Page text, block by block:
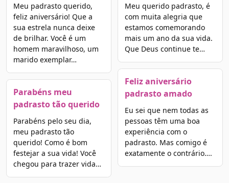
Meu padrasto querido,
feliz aniversário! Que a
sua estrela nunca deixe
de brilhar. Você é um
homem maravilhoso, um
marido exemplar…
Parabéns meu
padrasto tão querido
Parabéns pelo seu dia,
meu padrasto tão
querido! Como é bom
festejar a sua vida! Você
chegou para trazer vida…
Meu querido padrasto, é
com muita alegria que
estamos comemorando
mais um ano da sua vida.
Que Deus continue te…
Feliz aniversário
padrasto amado
Eu sei que nem todas as
pessoas têm uma boa
experiência com o
padrasto. Mas comigo é
exatamente o contrário….